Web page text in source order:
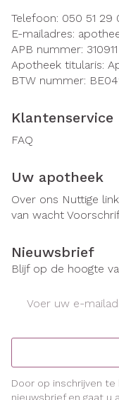
Telefoon: 050 51 29
E-mailadres:
APB nummer: 310911
Apotheek titularis:
BTW nummer:
Klantenservice
FAQ
Uw apotheek
Over ons Nuttige
van wacht
Nieuwsbrief
Blijf op de hoogte
Door op inschrijven te
nieuwsbrief en gaat u